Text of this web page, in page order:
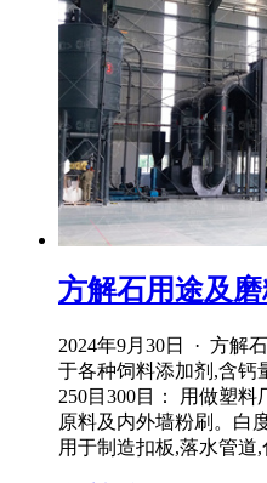
方解石用途及
2024年9月30日 · 方解
于各种饲料添加剂,含钙
250目300目： 用做塑
原料及内外墙粉刷。白
用于制造扣板,落水管道